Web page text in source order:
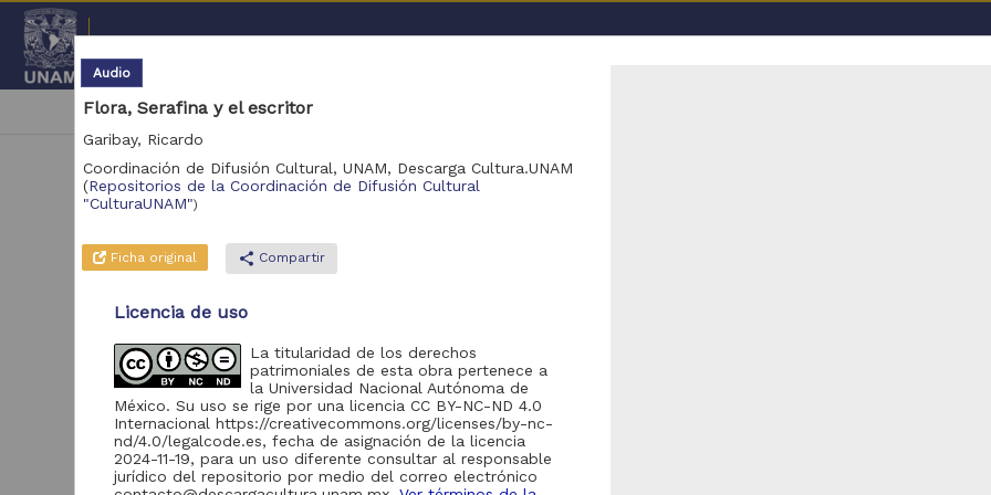
cancel | Narración
Se recomienda realizar una de las siguientes acciones:
Eliminar los filtros de opciones avanzadas y realizar la búsqueda
Debido a que el enlace posiblemente haya caducado, realizar
la pagina de inicio
Audio
Flora, Serafina y el escritor
Garibay, Ricardo
Coordinación de Difusión Cultural, UNAM, Descarga Cultura.UNAM
(Repositorios de la Coordinación de Difusión Cultural
"CulturaUNAM")
Ficha original share Compartir
Licencia de uso
La titularidad de los derechos
patrimoniales de esta obra pertenece a
la Universidad Nacional Autónoma de
México. Su uso se rige por una licencia CC BY-NC-ND 4.0
Internacional https://creativecommons.org/licenses/by-nc-
nd/4.0/legalcode.es, fecha de asignación de la licencia
2024-11-19, para un uso diferente consultar al responsable
jurídico del repositorio por medio del correo electrónico